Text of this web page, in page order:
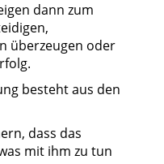
dann zum
überzeugen oder
besteht aus den
dass das
mit ihm zu tun